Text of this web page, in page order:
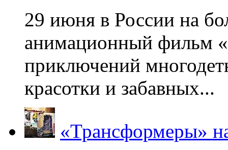
29 июня в России на
анимационный фильм
приключений
красотки и забавных...
«Трансформеры»